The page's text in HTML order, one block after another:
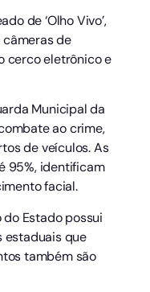
de ‘Olho Vivo’,
de
cerco eletrônico e
Municipal da
ao crime,
de veículos. As
95%, identificam
facial.
Estado possui
estaduais que
também são